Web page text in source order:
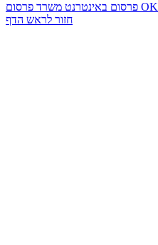
פרסום באינטרנט משרד פרסום OK
חזור לראש הדף